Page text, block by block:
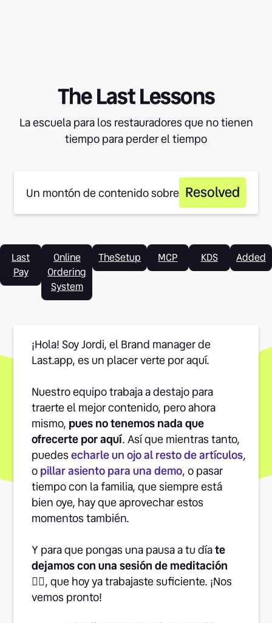
The Last Lessons
La escuela para los restauradores que no tienen
tiempo para perder el tiempo
Un montón de contenido sobre Resolved
Last
Pay
Online
Ordering
System
TheSetup MCP KDS Added
¡Hola! Soy Jordi, el Brand manager de
Last.app, es un placer verte por aquí.
Nuestro equipo trabaja a destajo para
traerte el mejor contenido, pero ahora
mismo, pues no tenemos nada que
ofrecerte por aquí. Así que mientras tanto,
puedesecharle un ojo al resto de artículos,
opillar asiento para una demo, o pasar
tiempo con la familia, que siempre está
bien oye, hay que aprovechar estos
momentos también.
Y para que pongas una pausa a tu díate
dejamos con una sesión de meditación
👉🏽, que hoy ya trabajaste suficiente. ¡Nos
vemos pronto!